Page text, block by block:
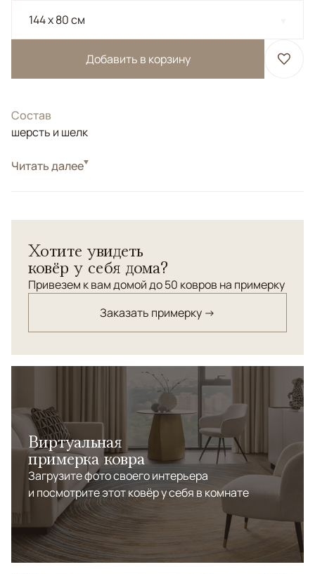
144 x 80 см
Добавить в корзину
Состав
шерсть и шелк
СтильКлассические
мерсеризированного хлопка. Орнамент "Дамаск"
Читать далее
Хотите увидеть
ковёр у себя дома?
Привезем к вам домой до 50 ковров на примерку
Заказать примерку →
Виртуальная
примерка ковра
Загрузите фото своего интерьера
и посмотрите этот ковёр у себя в комнате